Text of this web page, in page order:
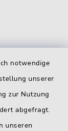
notwendige
unserer
zur Nutzung
abgefragt.
unseren